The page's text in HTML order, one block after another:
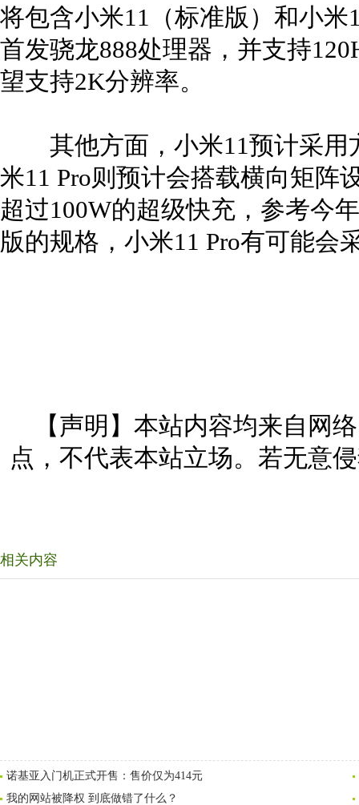
将包含小米11（标准版）和小
首发骁龙888处理器，并支持
望支持2K分辨率。
其他方面，小米11预计采用
米11 Pro则预计会搭载横向矩阵
超过100W的超级快充，参考今
版的规格，小米11 Pro有可能会
【声明】本站内容均来自网
点，不代表本站立场。若无意
相关内容
诺基亚入门机正式开售：售价仅为414元
我的网站被降权 到底做错了什么？